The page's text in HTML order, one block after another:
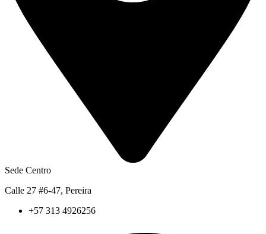
Sede Centro
Calle 27 #6-47, Pereira
+57 313 4926256